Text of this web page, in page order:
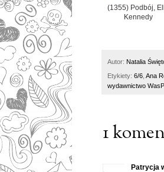
(1355) Podbój,
Kennedy
Autor: Natalia
Etykiety: 6/6 Ana
wydawnictwo
1
Patrycja